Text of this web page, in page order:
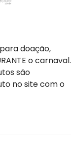
doação,
o carnaval.
são
no site com o